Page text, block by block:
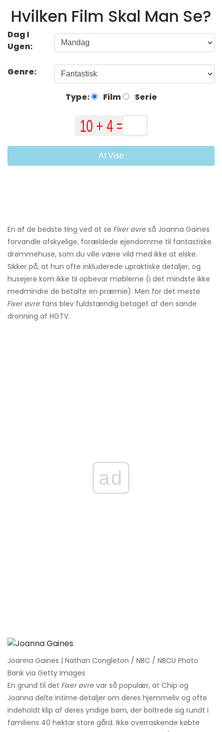
Hvilken Film Skal Man Se?
Dag I
Ugen:
Genre:
Type: Film Serie
At Vise
En af de bedste ting ved at se Fixer øvre så Joanna Gaines
forvandle afskyelige, forældede ejendomme til fantastiske
drømmehuse, som du ville være vild med ikke at elske.
Sikker på, at hun ofte inkluderede upraktiske detaljer, og
husejere kom ikke til opbevar møblerne (i det mindste ikke
medmindre de betalte en præmie). Men for det meste
Fixer øvre fans blev fuldstændig betaget af den sande
dronning af HGTV.
ad
Joanna Gaines | Nathan Congleton / NBC / NBCU Photo
Bank via Getty Images
En grund til det Fixer øvre var så populær, at Chip og
Joanna delte intime detaljer om deres hjemmeliv og ofte
indeholdt klip af deres yndige børn, der boltrede sig rundt i
familiens 40 hektar store gård. Ikke overraskende købte